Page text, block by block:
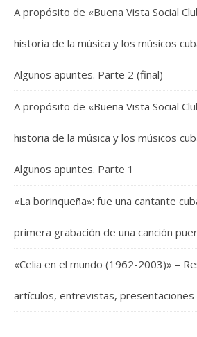
A propósito de «Buena Vista Social
historia de la música y los músicos
Algunos apuntes. Parte 2 (final)
A propósito de «Buena Vista Social
historia de la música y los músicos
Algunos apuntes. Parte 1
«La borinqueña»: fue una cantante
primera grabación de una canción
«Celia en el mundo (1962-2003)» –
artículos, entrevistas, presentaciones